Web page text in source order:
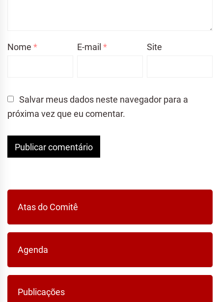
Nome * E-mail* Site
Salvar meus dados neste navegador para a
próxima vez que eu comentar.
Atas do Comitê
Agenda
Publicações